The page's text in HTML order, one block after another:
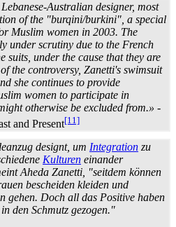
Australian designer, most
of the "burqini/burkini", a special
Muslim women in 2003. The
under scrutiny due to the French
suits, under the cause that they are
the controversy, Zanetti's swimsuit
she continues to provide
women to participate in
otherwise be excluded from.» -
and Present[11]
designt, um Integration zu
Kulturen einander
Aheda Zanetti, "seitdem können
bescheiden kleiden und
gehen. Doch all das Positive haben
den Schmutz gezogen."